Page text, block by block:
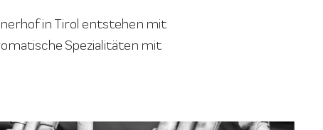
in Tirol entstehen mit
Spezialitäten mit